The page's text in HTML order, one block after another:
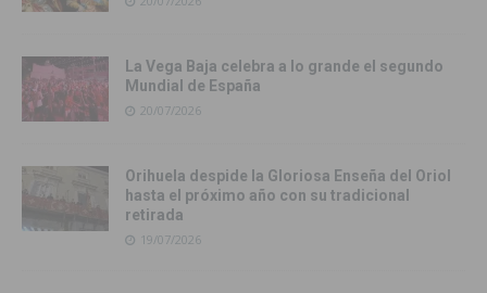
La Vega Baja celebra a lo grande el segundo
Mundial de España
20/07/2026
Orihuela despide la Gloriosa Enseña del Oriol
hasta el próximo año con su tradicional
retirada
19/07/2026